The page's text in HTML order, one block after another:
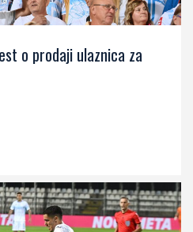
o prodaji ulaznica za